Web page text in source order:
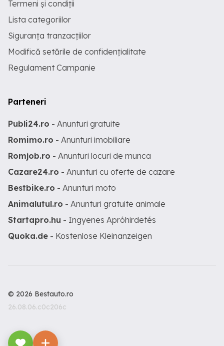
Termeni și condiții
Lista categoriilor
Siguranța tranzacțiilor
Modifică setările de confidențialitate
Regulament Campanie
Parteneri
Publi24.ro - Anunturi gratuite
Romimo.ro - Anunturi imobiliare
Romjob.ro - Anunturi locuri de munca
Cazare24.ro - Anunturi cu oferte de cazare
Bestbike.ro - Anunturi moto
Animalutul.ro - Anunturi gratuite animale
Startapro.hu - Ingyenes Apróhirdetés
Quoka.de - Kostenlose Kleinanzeigen
© 2026 Bestauto.ro
26.08.06.c0c206c